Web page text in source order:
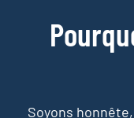
Soyons